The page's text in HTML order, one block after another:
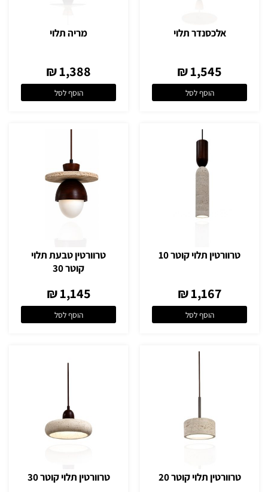
אלכסנדר תלוי
1,545 ₪
הוסף לסל
מריה תלוי
1,388 ₪
הוסף לסל
טרוורטין תלוי קוטר 10
1,167 ₪
הוסף לסל
טרוורטין טבעת תלוי
קוטר 30
1,145 ₪
הוסף לסל
טרוורטין תלוי קוטר 20 טרוורטין תלוי קוטר 30